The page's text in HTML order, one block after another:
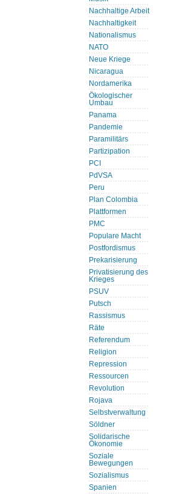
Nachhaltige Arbeit
Nachhaltigkeit
Nationalismus
NATO
Neue Kriege
Nicaragua
Nordamerika
Ökologischer
Umbau
Panama
Pandemie
Paramilitärs
Partizipation
PCI
PdVSA
Peru
Plan Colombia
Plattformen
PMC
Populare Macht
Postfordismus
Prekarisierung
Privatisierung des
Krieges
PSUV
Putsch
Rassismus
Räte
Referendum
Religion
Repression
Ressourcen
Revolution
Rojava
Selbstverwaltung
Söldner
Solidarische
Ökonomie
Soziale
Bewegungen
Sozialismus
Spanien